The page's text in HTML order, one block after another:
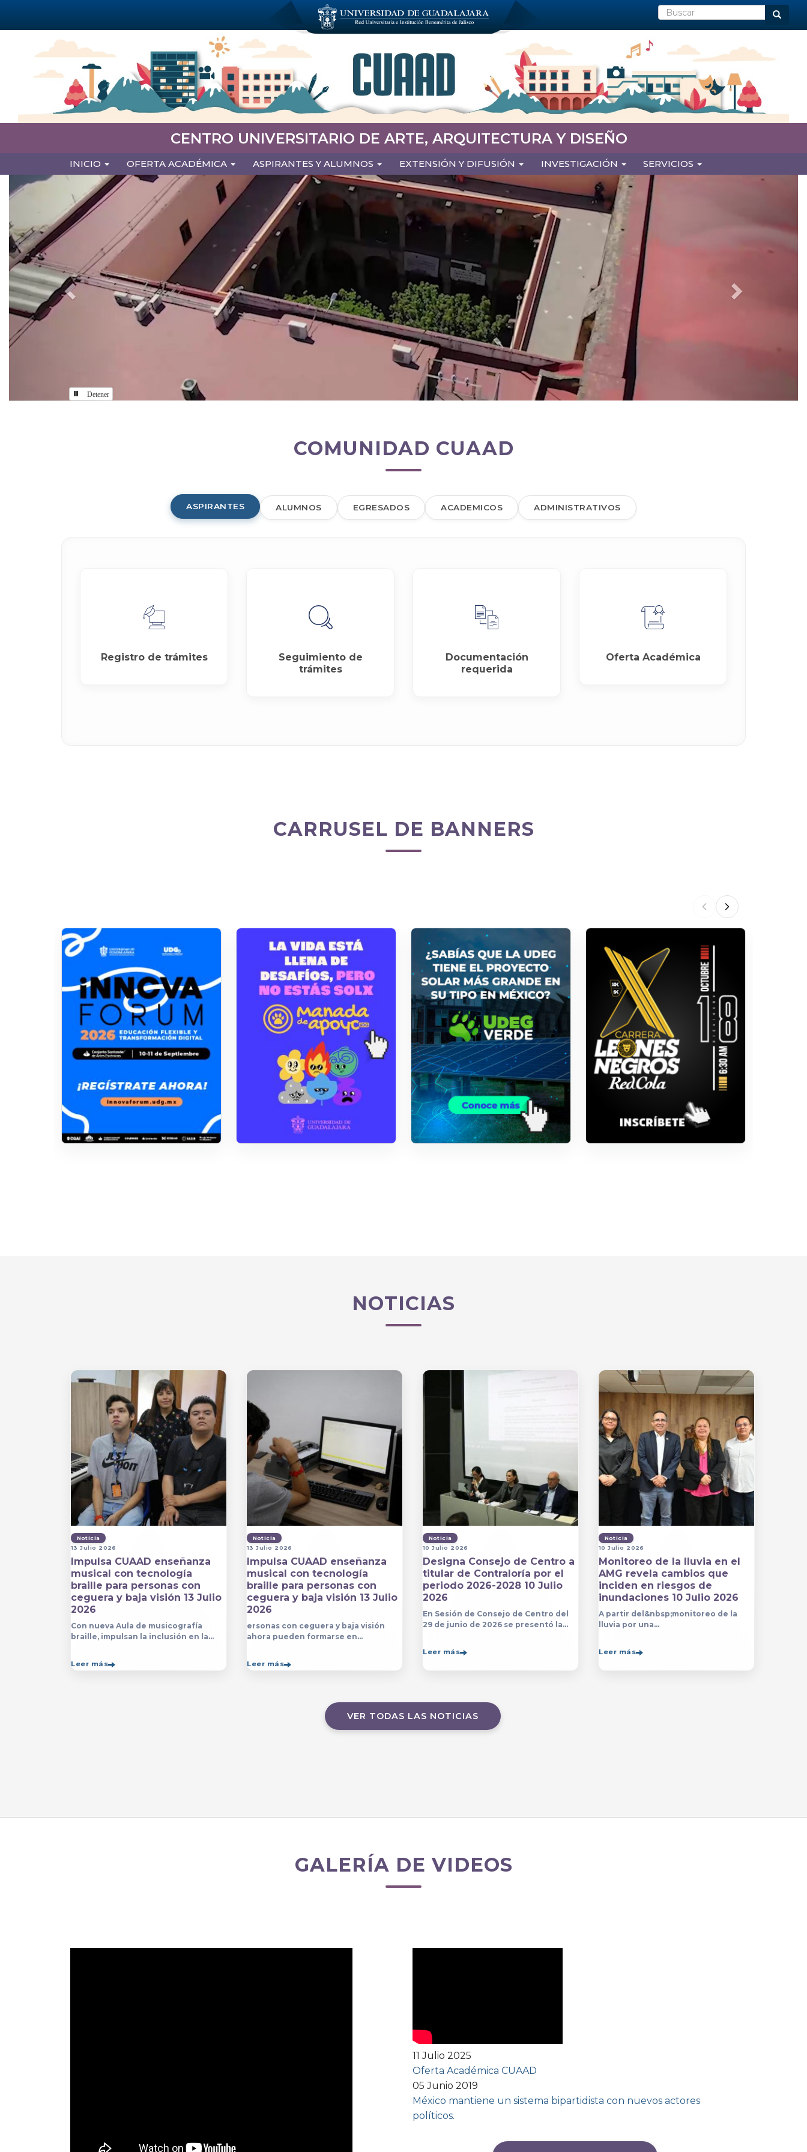
principal
Buscar Buscar
CENTRO UNIVERSITARIO DE ARTE, ARQUITECTURA Y DISEÑO
MAIN
NAVIGATION
INICIO OFERTA ACADÉMICA ASPIRANTES Y ALUMNOS EXTENSIÓN Y DIFUSIÓN INVESTIGACIÓN SERVICIOS
Previous Next
Detener
COMUNIDAD CUAAD
ASPIRANTES ALUMNOS EGRESADOS ACADEMICOS ADMINISTRATIVOS
Registro de trámites
Seguimiento de
trámites
Documentación
requerida
Oferta Académica
CARRUSEL DE BANNERS
NOTICIAS
Noticia
13 Julio 2026
Impulsa CUAAD enseñanza
musical con tecnología
braille para personas con
ceguera y baja visión 13 Julio
2026
Con nueva Aula de musicografía
braille, impulsan la inclusión en la
visual se formen con mayor
Leer más
Noticia
13 Julio 2026
Impulsa CUAAD enseñanza
musical con tecnología
braille para personas con
ceguera y baja visión 13 Julio
2026
ersonas con ceguera y baja visión
ahora pueden formarse en
imparten en el&nbsp;
Leer más
Noticia
10 Julio 2026
Designa Consejo de Centro a
titular de Contraloría por el
periodo 2026-2028 10 Julio
2026
En Sesión de Consejo de Centro del
29 de junio de 2026 se presentó la
Contraloría del Centro Universitario
Leer más
Noticia
10 Julio 2026
Monitoreo de la lluvia en el
AMG revela cambios que
inciden en riesgos de
inundaciones 10 Julio 2026
A partir del&nbsp;monitoreo de la
lluvia por una
(UdeG)&nbsp;han constatado que la
Leer más
VER TODAS LAS NOTICIAS
GALERÍA DE VIDEOS
11 Julio 2025
Oferta Académica CUAAD
05 Junio 2019
México mantiene un sistema bipartidista con nuevos actores
políticos.